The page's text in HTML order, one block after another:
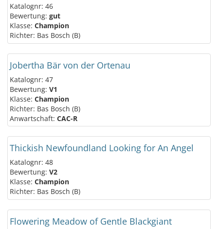
Katalognr: 46
Bewertung: gut
Klasse: Champion
Richter: Bas Bosch (B)
Jobertha Bär von der Ortenau
Katalognr: 47
Bewertung: V1
Klasse: Champion
Richter: Bas Bosch (B)
Anwartschaft: CAC-R
Thickish Newfoundland Looking for An Angel
Katalognr: 48
Bewertung: V2
Klasse: Champion
Richter: Bas Bosch (B)
Flowering Meadow of Gentle Blackgiant